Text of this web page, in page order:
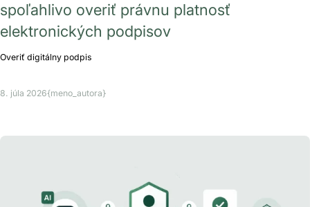
spoľahlivo overiť právnu platnosť
elektronických podpisov
Overiť digitálny podpis
8. júla 2026{meno_autora}